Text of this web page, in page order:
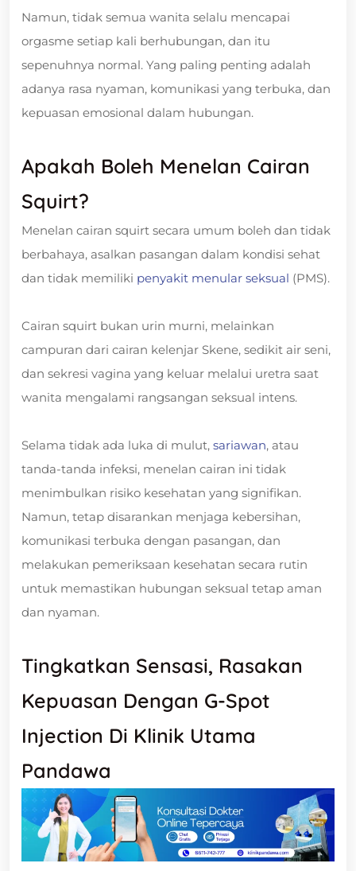
Namun, tidak semua wanita selalu mencapai
orgasme setiap kali berhubungan, dan itu
sepenuhnya normal. Yang paling penting adalah
adanya rasa nyaman, komunikasi yang terbuka, dan
kepuasan emosional dalam hubungan.
Apakah Boleh Menelan Cairan
Squirt?
Menelan cairan squirt secara umum boleh dan tidak
berbahaya, asalkan pasangan dalam kondisi sehat
dan tidak memiliki penyakit menular seksual (PMS).
Cairan squirt bukan urin murni, melainkan
campuran dari cairan kelenjar Skene, sedikit air seni,
dan sekresi vagina yang keluar melalui uretra saat
wanita mengalami rangsangan seksual intens.
Selama tidak ada luka di mulut, sariawan, atau
tanda-tanda infeksi, menelan cairan ini tidak
menimbulkan risiko kesehatan yang signifikan.
Namun, tetap disarankan menjaga kebersihan,
komunikasi terbuka dengan pasangan, dan
melakukan pemeriksaan kesehatan secara rutin
untuk memastikan hubungan seksual tetap aman
dan nyaman.
Tingkatkan Sensasi, Rasakan
Kepuasan Dengan G-Spot
Injection Di Klinik Utama
Pandawa